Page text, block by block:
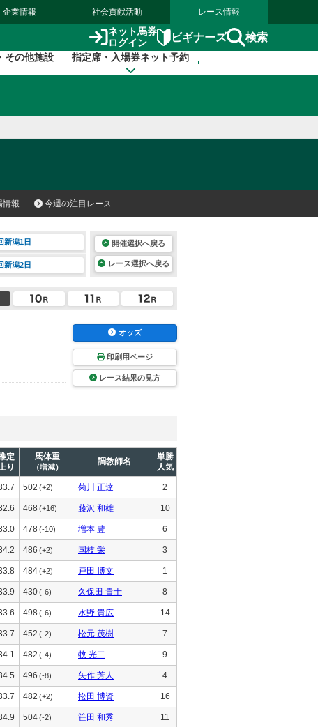
企業情報 社会貢献活動 レース情報
ネット馬券
ログイン
ビギナーズ 検索
その他施設 指定席・入場券ネット予約
情報 今週の注目レース
新潟1日
新潟2日
開催選択へ戻る
レース選択へ戻る
オッズ
印刷用ページ
レース結果の見方
定
り
馬体重
（増減）
調教師名
単勝
人気
502 (+2) 菊川 正達 2
468 (+16) 藤沢 和雄 10
478(-10) 増本 豊 6
486 (+2) 国枝 栄 3
484(+2) 戸田 博文 1
430(-6) 久保田 貴士 8
498(-6) 水野 貴広 14
452 (-2) 松元 茂樹 7
482 (-4) 牧 光二 9
496 (-8) 矢作 芳人 4
482 (+2) 松田 博資 16
504(-2) 笹田 和秀 11